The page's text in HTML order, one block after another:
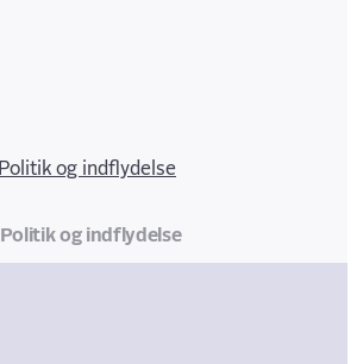
Politik og indflydelse
Politik og indflydelse
senest opdateret 3. december 2025